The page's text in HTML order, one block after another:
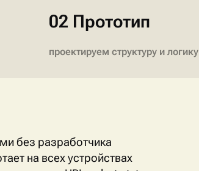
02 Прототип
проектируем структуру и
без разработчика
на всех устройствах